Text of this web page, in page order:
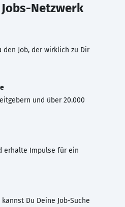
Jobs-Netzwerk
den Job, der wirklich zu Dir
und über 20.000
erhalte Impulse für ein
Du Deine Job-Suche